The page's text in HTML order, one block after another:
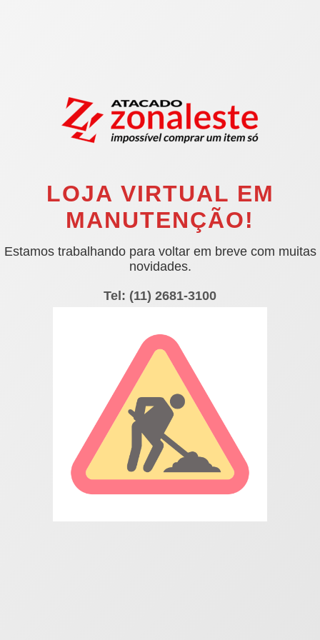
LOJA VIRTUAL EM
MANUTENÇÃO!
Estamos trabalhando para voltar em breve com muitas
novidades.
Tel: (11) 2681-3100